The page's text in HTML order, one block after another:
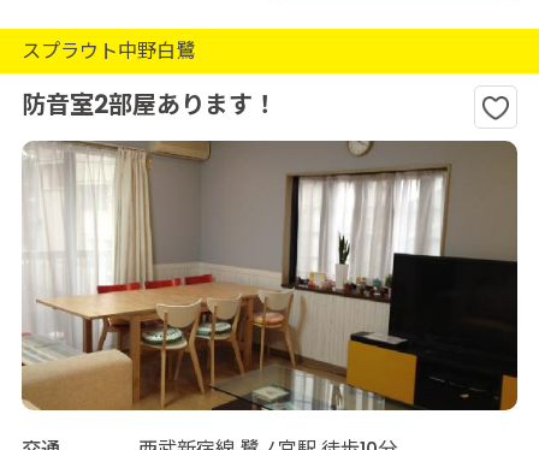
スプラウト中野白鷺
防音室2部屋あります！